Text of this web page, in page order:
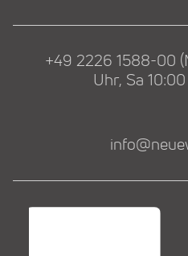
+49 2226 1588-00
Uhr, Sa